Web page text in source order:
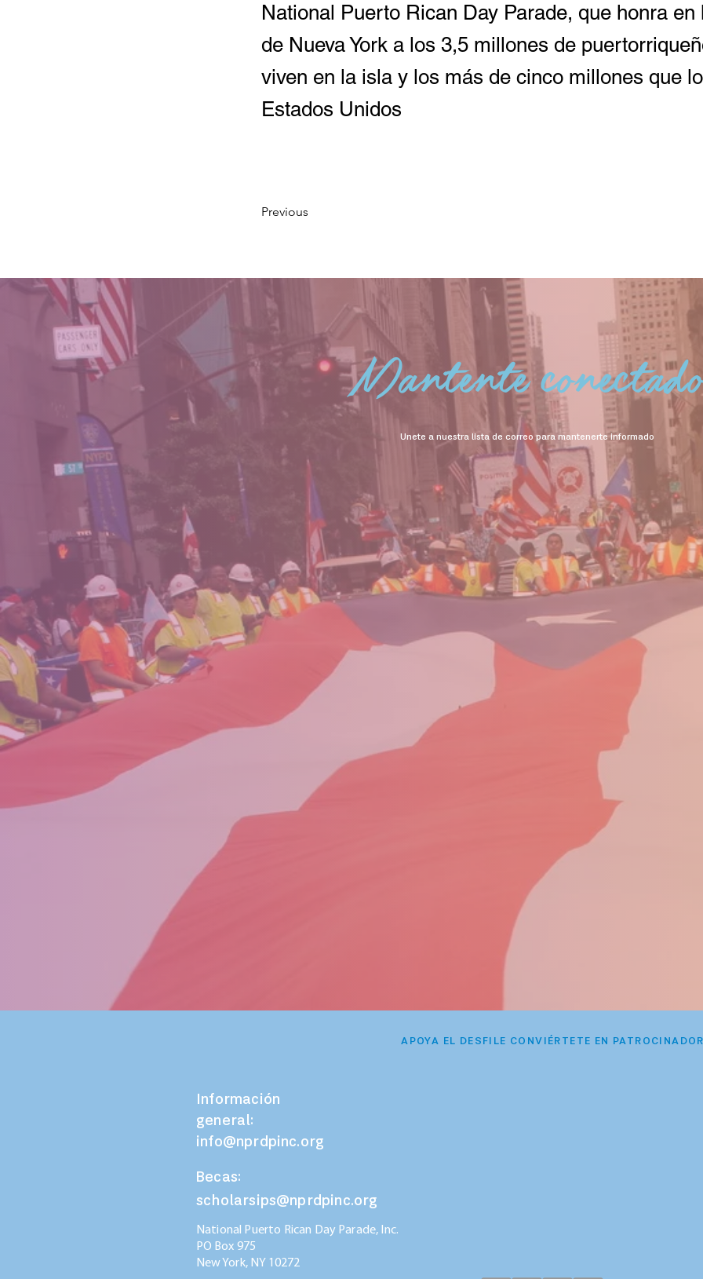
National Puerto Rican Day Parade, que honra en
de Nueva York a los 3,5 millones de
viven en la isla y los más de cinco millones que
Estados Unidos
Previous
Mantente
Unete a nuestra lista de correo para mantenerte informado
APOYA EL DESFILE CONVIÉRTETE EN
Información
general:
info@nprdpinc.org
Becas:
scholarsips@nprdpinc.org
National Puerto Rican Day Parade, Inc.
PO Box 975
New York, NY 10272